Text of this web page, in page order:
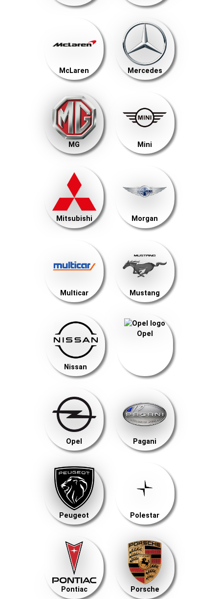
McLaren Mercedes
MG Mini
Mitsubishi Morgan
Multicar Mustang
Nissan
Opel
Opel Pagani
Peugeot Polestar
Pontiac Porsche